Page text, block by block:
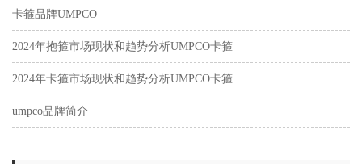
卡箍品牌UMPCO
2024年抱箍市场现状和趋势分析UMPCO卡箍
2024年卡箍市场现状和趋势分析UMPCO卡箍
umpco品牌简介